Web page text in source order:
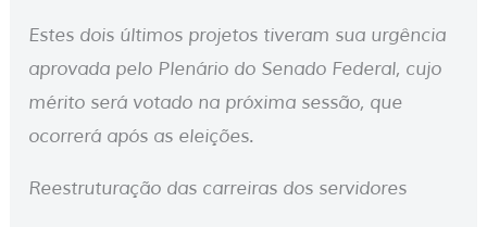
Estes dois últimos projetos tiveram sua urgência
aprovada pelo Plenário do Senado Federal, cujo
mérito será votado na próxima sessão, que
ocorrerá após as eleições.
Reestruturação das carreiras dos servidores